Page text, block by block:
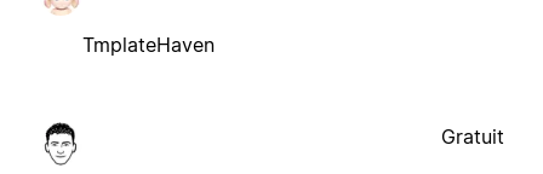
TmplateHaven
Gratuit